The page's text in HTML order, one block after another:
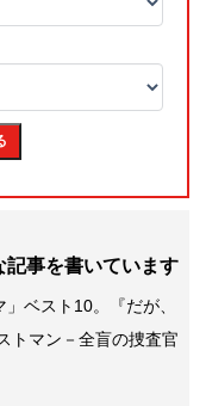
記事を書いています
ベスト10。『だが、
トマン－全盲の捜査官